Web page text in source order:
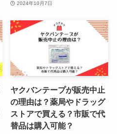
2024年10月7日
ヤクバンテープが販売中止
の理由は？薬局やドラッグ
ストアで買える？市販で代
替品は購入可能？